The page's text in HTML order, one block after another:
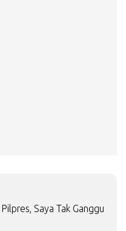
Saya Tak Ganggu